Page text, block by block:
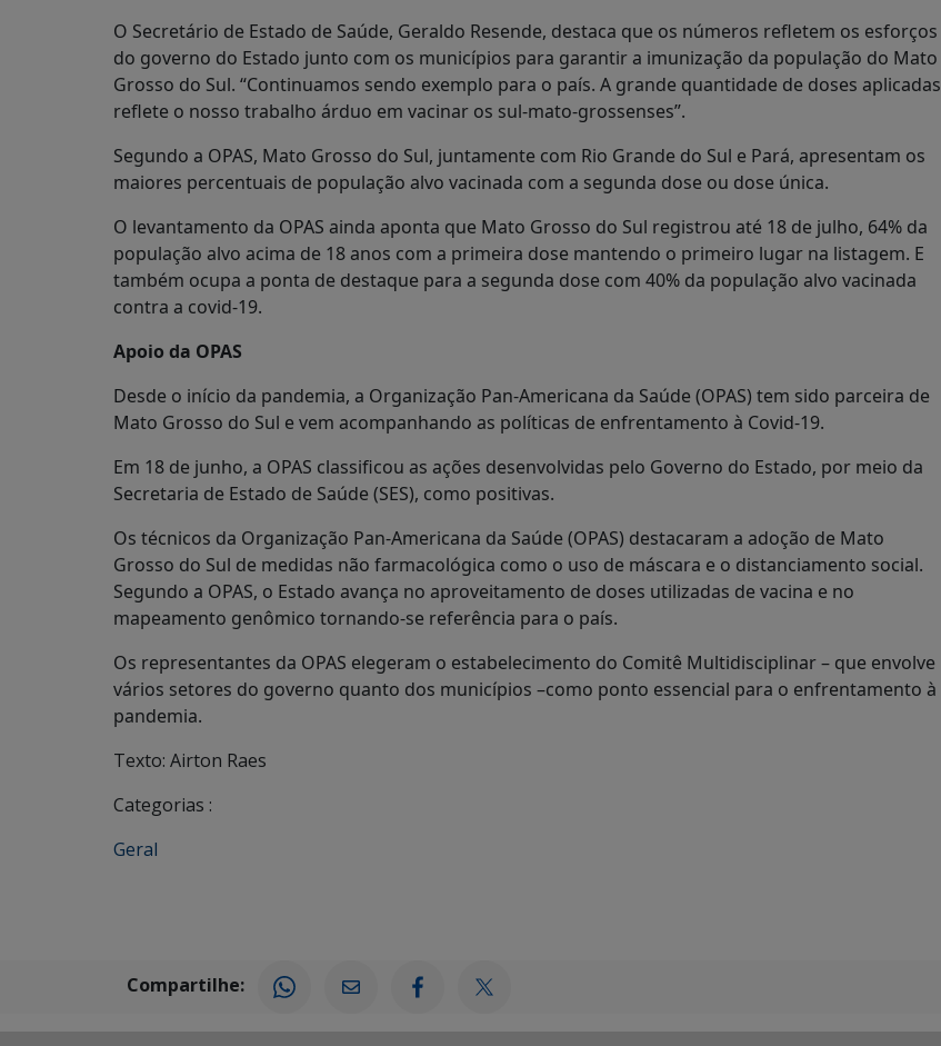
O Secretário de Estado de Saúde, Geraldo Resende, destaca que os números refletem os esforços
do governo do Estado junto com os municípios para garantir a imunização da população do Mato
Grosso do Sul. “Continuamos sendo exemplo para o país. A grande quantidade de doses aplicadas
reflete o nosso trabalho árduo em vacinar os sul-mato-grossenses”.
Segundo a OPAS, Mato Grosso do Sul, juntamente com Rio Grande do Sul e Pará, apresentam os
maiores percentuais de população alvo vacinada com a segunda dose ou dose única.
O levantamento da OPAS ainda aponta que Mato Grosso do Sul registrou até 18 de julho, 64% da
população alvo acima de 18 anos com a primeira dose mantendo o primeiro lugar na listagem. E
também ocupa a ponta de destaque para a segunda dose com 40% da população alvo vacinada
contra a covid-19.
Apoio da OPAS
Desde o início da pandemia, a Organização Pan-Americana da Saúde (OPAS) tem sido parceira de
Mato Grosso do Sul e vem acompanhando as políticas de enfrentamento à Covid-19.
Em 18 de junho, a OPAS classificou as ações desenvolvidas pelo Governo do Estado, por meio da
Secretaria de Estado de Saúde (SES), como positivas.
Os técnicos da Organização Pan-Americana da Saúde (OPAS) destacaram a adoção de Mato
Grosso do Sul de medidas não farmacológica como o uso de máscara e o distanciamento social.
Segundo a OPAS, o Estado avança no aproveitamento de doses utilizadas de vacina e no
mapeamento genômico tornando-se referência para o país.
Os representantes da OPAS elegeram o estabelecimento do Comitê Multidisciplinar – que envolve
vários setores do governo quanto dos municípios –como ponto essencial para o enfrentamento à
pandemia.
Texto: Airton Raes
Categorias :
Geral
Compartilhe: